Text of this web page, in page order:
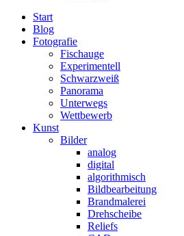
Start
Blog
Fotografie
Fischauge
Experimentell
Schwarzweiß
Panorama
Unterwegs
Wettbewerb
Kunst
Bilder
analog
digital
algorithmisch
Bildbearbeitung
Brandmalerei
Drehscheibe
Reliefs